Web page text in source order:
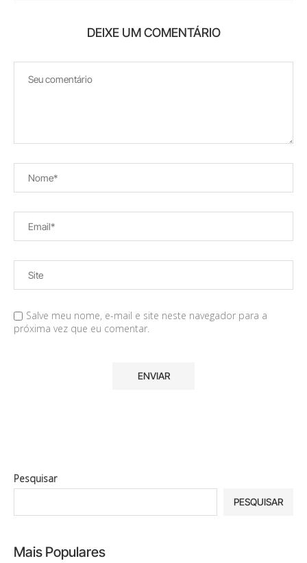
DEIXE UM COMENTÁRIO
Salve meu nome, e-mail e site neste navegador para a
próxima vez que eu comentar.
Pesquisar
PESQUISAR
Mais Populares